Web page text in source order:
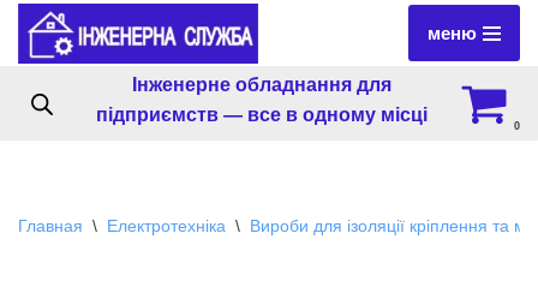
Перейти
содержимому
меню
Інженерне обладнання для
підприємств — все в одному місці
0
Главная \ Електротехніка \ Вироби для ізоляції кріплення та